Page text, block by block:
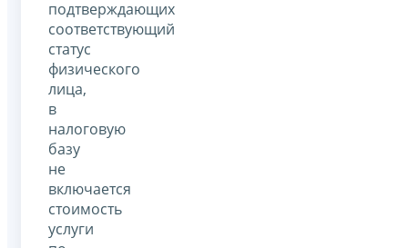
подтверждающих
соответствующий
статус
физического
лица,
в
налоговую
базу
не
включается
стоимость
услуги